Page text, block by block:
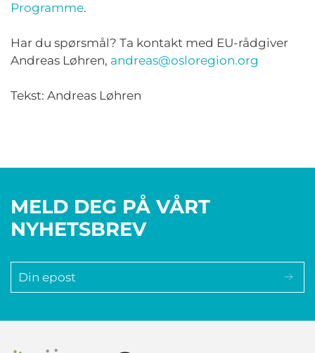
Programme.
Har du spørsmål? Ta kontakt med EU-rådgiver
Andreas Løhren, andreas@osloregion.org
Tekst: Andreas Løhren
MELD DEG PÅ VÅRT
NYHETSBREV